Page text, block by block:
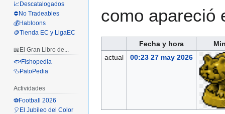
como apareció
Fecha y hora
actual
00:23 27 may 2026
📈Descatalogados
⛔No Tradeables
💰Habloons
🪙Tienda EC y LigaEC
📖El Gran Libro de...
🐟Fishopedia
🦆PatoPedia
Actividades
⚽Football 2026
🎈El Jubileo del Color